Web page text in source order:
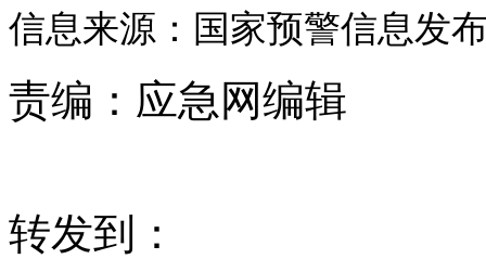
信息来源：国家预警信息发
责编： 应急网编辑
转发到：